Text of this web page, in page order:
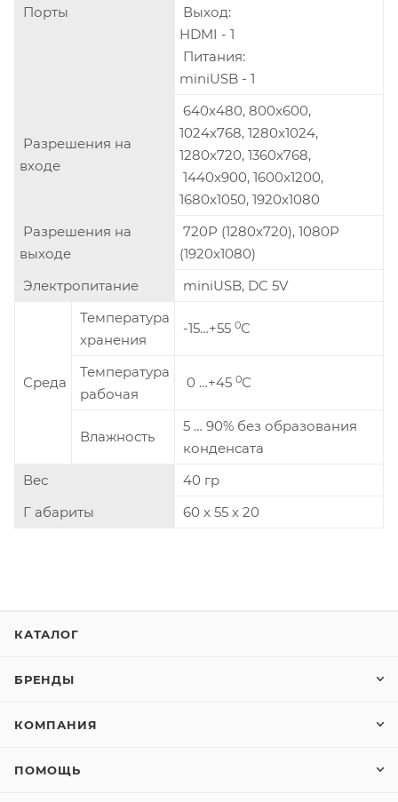
Порты
Выход:
HDMI - 1
Питания:
miniUSB - 1
Разрешения на
входе
640x480, 800x600,
1024x768, 1280x1024,
1280x720, 1360x768,
1440x900, 1600x1200,
1680x1050, 1920x1080
Разрешения на
выходе
720P (1280x720), 1080P
(1920x1080)
Электропитание
miniUSB, DC 5V
Среда
Температура
хранения
-15…+55 0С
Температура
рабочая
0 …+45 0С
Влажность
5 … 90% без образования
конденсата
Вес
40 гр
Г абариты
60 x 55 x 20
КАТАЛОГ
БРЕНДЫ
КОМПАНИЯ
ПОМОЩЬ